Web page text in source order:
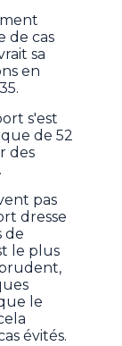
de cas
sa
en
s'est
de 52
des
pas
dresse
de
le plus
le
évités.